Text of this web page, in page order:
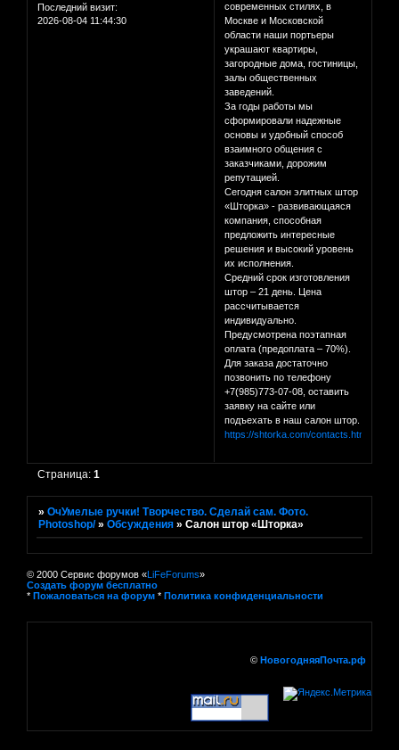
Последний визит:
2026-08-04 11:44:30
современных стилях, в
Москве и Московской
области наши портьеры
украшают квартиры,
загородные дома, гостиницы,
залы общественных
заведений.
За годы работы мы
сформировали надежные
основы и удобный способ
взаимного общения с
заказчиками, дорожим
репутацией.
Сегодня салон элитных штор
«Шторка» - развивающаяся
компания, способная
предложить интересные
решения и высокий уровень
их исполнения.
Средний срок изготовления
штор – 21 день. Цена
рассчитывается
индивидуально.
Предусмотрена поэтапная
оплата (предоплата – 70%).
Для заказа достаточно
позвонить по телефону
+7(985)773-07-08, оставить
заявку на сайте или
подъехать в наш салон штор.
https://shtorka.com/contacts.html
Страница:1
»ОчУмелые ручки! Творчество. Сделай сам. Фото.
Photoshop/ »Обсуждения »Салон штор «Шторка»
© 2000 Сервис форумов «LiFeForums»
Создать форум бесплатно
* Пожаловаться на форум * Политика конфиденциальности
© НовогодняяПочта.рф